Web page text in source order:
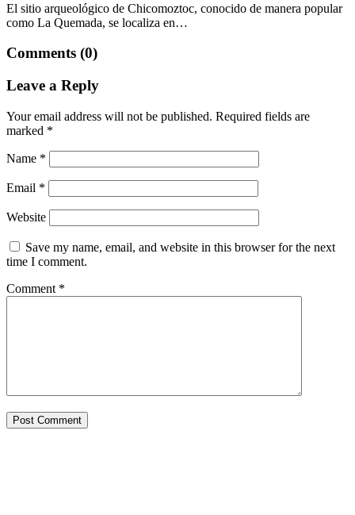
El sitio arqueológico de Chicomoztoc, conocido de manera popular
como La Quemada, se localiza en…
Comments (0)
Leave a Reply
Your email address will not be published. Required fields are
marked *
Name *
Email *
Website
Save my name, email, and website in this browser for the next
time I comment.
Comment *